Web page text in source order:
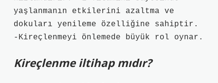
yaşlanmanın etkilerini azaltma ve
dokuları yenileme özelliğine sahiptir.
-Kireçlenmeyi önlemede büyük rol oynar.
Kireçlenme iltihap mıdır?